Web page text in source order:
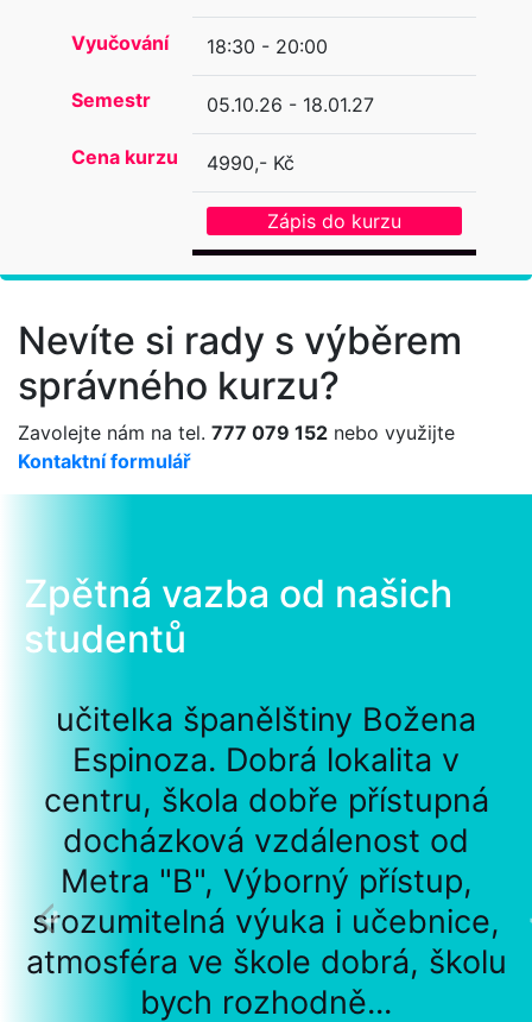
Vyučování
Semestr
Cena kurzu
18:30 - 20:00
05.10.26 - 18.01.27
4990,- Kč
Zápis do kurzu
Nevíte si rady s výběrem
správného kurzu?
Zavolejte nám na tel. 777 079 152 nebo využijte
Kontaktní formulář
Zpětná vazba od našich
studentů
učitelka španělštiny Božena
Espinoza. Dobrá lokalita v
centru, škola dobře přístupná
docházková vzdálenost od
Metra "B", Výborný přístup,
srozumitelná výuka i učebnice,
atmosféra ve škole dobrá, školu
bych rozhodně...